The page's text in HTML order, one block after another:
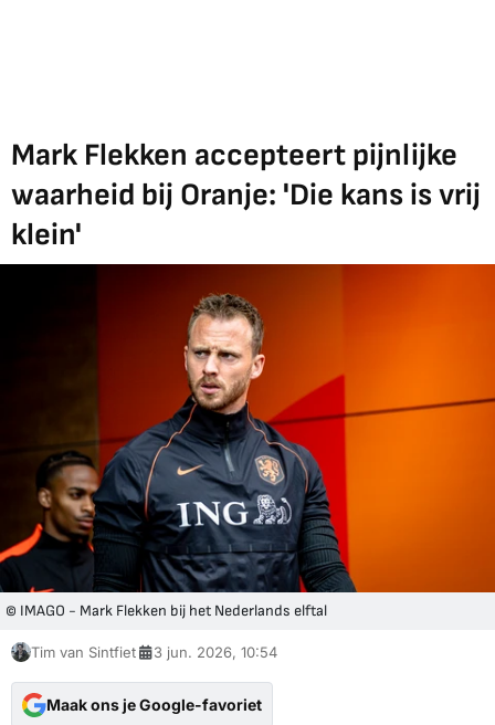
Mark Flekken accepteert pijnlijke
waarheid bij Oranje: 'Die kans is vrij
klein'
© IMAGO - Mark Flekken bij het Nederlands elftal
Tim van Sintfiet 3 jun. 2026, 10:54
Maak ons je Google-favoriet